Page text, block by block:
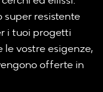
super resistente
i tuoi progetti
vostre esigenze,
offerte in